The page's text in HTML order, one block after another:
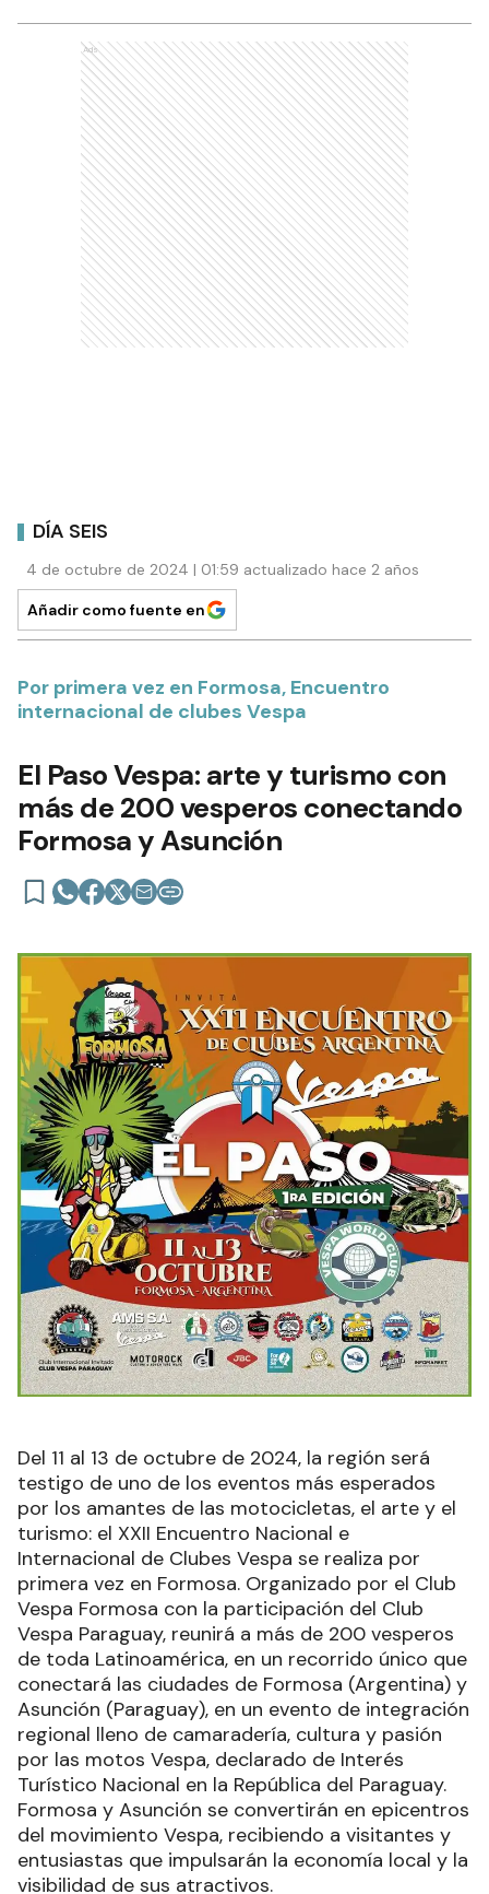
Ads
DÍA SEIS
4 de octubre de 2024 | 01:59 actualizado hace 2 años
Añadir como fuente en
Por primera vez en Formosa, Encuentro
internacional de clubes Vespa
El Paso Vespa: arte y turismo con
más de 200 vesperos conectando
Formosa y Asunción
Del 11 al 13 de octubre de 2024, la región será
testigo de uno de los eventos más esperados
por los amantes de las motocicletas, el arte y el
turismo: el XXII Encuentro Nacional e
Internacional de Clubes Vespa se realiza por
primera vez en Formosa. Organizado por el Club
Vespa Formosa con la participación del Club
Vespa Paraguay, reunirá a más de 200 vesperos
de toda Latinoamérica, en un recorrido único que
conectará las ciudades de Formosa (Argentina) y
Asunción (Paraguay), en un evento de integración
regional lleno de camaradería, cultura y pasión
por las motos Vespa, declarado de Interés
Turístico Nacional en la República del Paraguay.
Formosa y Asunción se convertirán en epicentros
del movimiento Vespa, recibiendo a visitantes y
entusiastas que impulsarán la economía local y la
visibilidad de sus atractivos.